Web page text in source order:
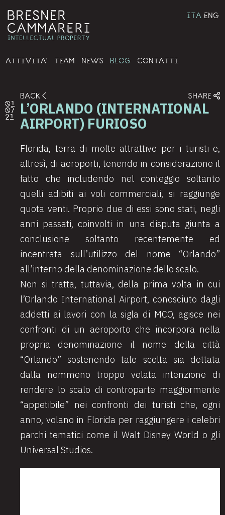
ITA ENG
ATTIVITA' TEAM NEWS BLOG CONTATTI
01
07
21
BACK SHARE
L’ORLANDO (INTERNATIONAL
AIRPORT) FURIOSO
Florida, terra di molte attrattive per i turisti e,
altresì, di aeroporti, tenendo in considerazione il
fatto che includendo nel conteggio soltanto
quelli adibiti ai voli commerciali, si raggiunge
quota venti. Proprio due di essi sono stati, negli
anni passati, coinvolti in una disputa giunta a
conclusione soltanto recentemente ed
incentrata sull’utilizzo del nome “Orlando”
all’interno della denominazione dello scalo.
Non si tratta, tuttavia, della prima volta in cui
l’Orlando International Airport, conosciuto dagli
addetti ai lavori con la sigla di MCO, agisce nei
confronti di un aeroporto che incorpora nella
propria denominazione il nome della città
“Orlando” sostenendo tale scelta sia dettata
dalla nemmeno troppo velata intenzione di
rendere lo scalo di controparte maggiormente
“appetibile” nei confronti dei turisti che, ogni
anno, volano in Florida per raggiungere i celebri
parchi tematici come il Walt Disney World o gli
Universal Studios.